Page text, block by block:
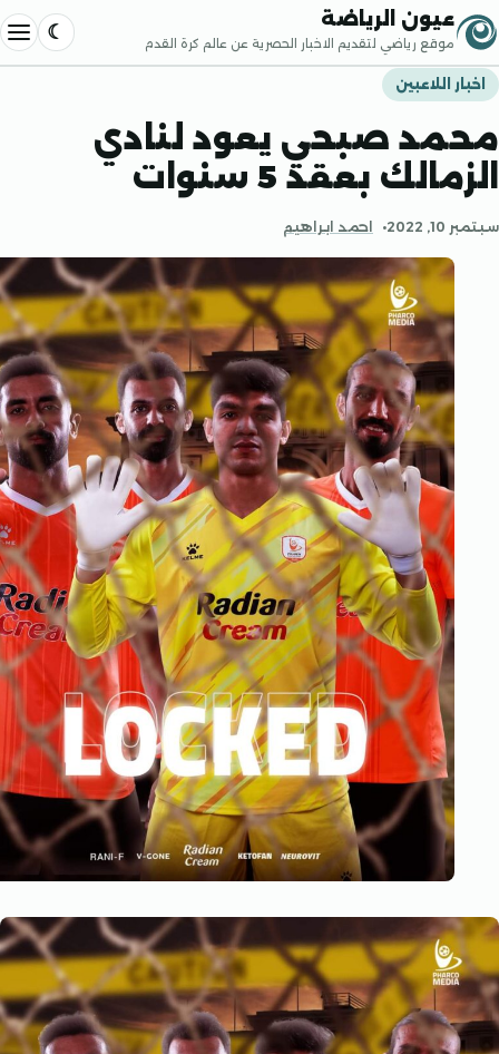
إلى المحتوى
عيون الرياضة
موقع رياضي لتقديم الاخبار الحصرية عن عالم كرة القدم فتح
اللاعبين
صبحي يعود لنادي
بعقد 5 سنوات
احمد ابراهيم